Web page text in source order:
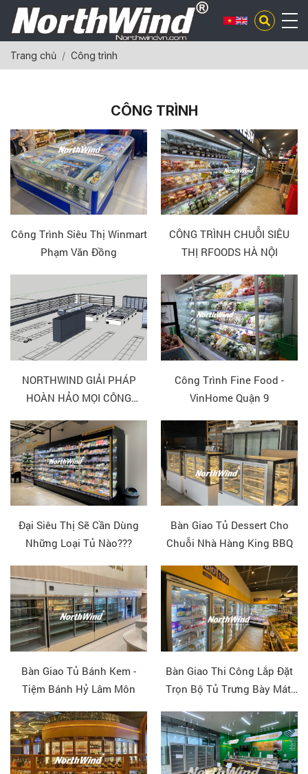
Trang chủ Công trình
CÔNG TRÌNH
Công Trình Siêu Thị Winmart
Phạm Văn Đồng
CÔNG TRÌNH CHUỖI SIÊU
THỊ RFOODS HÀ NỘI
NORTHWIND GIẢI PHÁP
HOÀN HẢO MỌI CÔNG
Công Trình Fine Food -
VinHome Quận 9
Đại Siêu Thị Sẽ Cần Dùng
Những Loại Tủ Nào???
Bàn Giao Tủ Dessert Cho
Chuỗi Nhà Hàng King BBQ
Bàn Giao Tủ Bánh Kem -
Tiệm Bánh Hỷ Lâm Môn
Bàn Giao Thi Công Lắp Đặt
Trọn Bộ Tủ Trưng Bày Mát,
Genshai